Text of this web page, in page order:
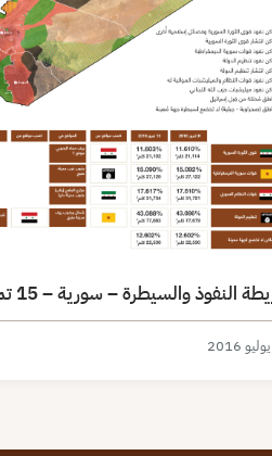
النفوذ والسيطرة – سورية – 15 تموز 2016